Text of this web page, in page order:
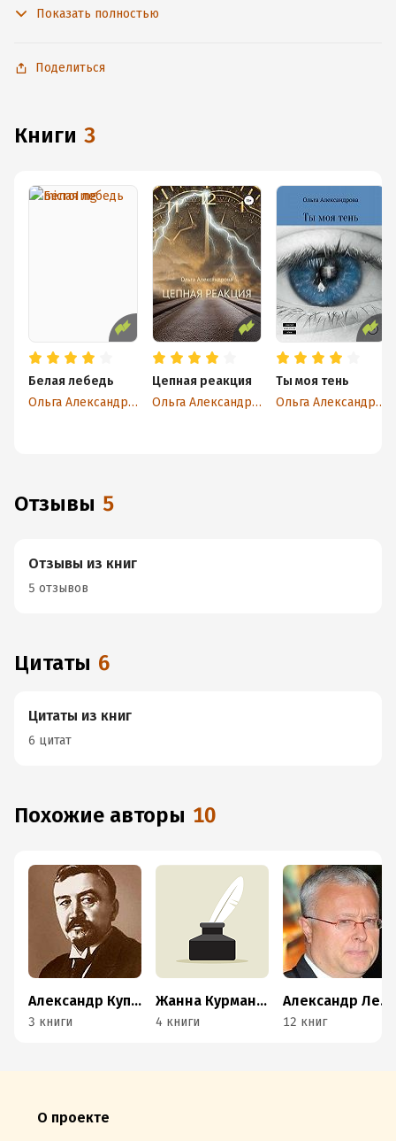
не расставаться с любимыми произведениями даже без
Показать полностью
Поделиться
книги 3
Белая лебедь
Ольга Александрова
Цепная реакция
Ольга Александрова
Ты моя тень
Ольга Александрова
Отзывы 5
Отзывы из книг
5 отзывов
Цитаты 6
Цитаты из книг
6 цитат
Похожие авторы 10
Александр Куприн
3 книги
Жанна Курмангалеева
4 книги
Александр Лебедев
12 книг
О проекте